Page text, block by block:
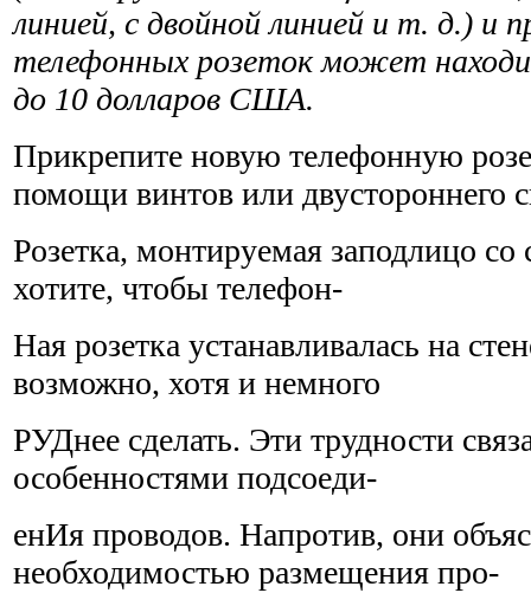
линией, с двойной линией и т. д.) и
телефонных розеток может
до 10 долларов США.
Прикрепите новую телефонную
помощи винтов или дву­стороннего
Розетка, монтируемая заподлицо
хотите, чтобы телефон-
Ная розетка устанавливалась на
возможно, хотя и немного
РУДнее сделать. Эти трудности
особенностями подсоеди-
енИя проводов. Напротив, они
необходимостью размещения про-